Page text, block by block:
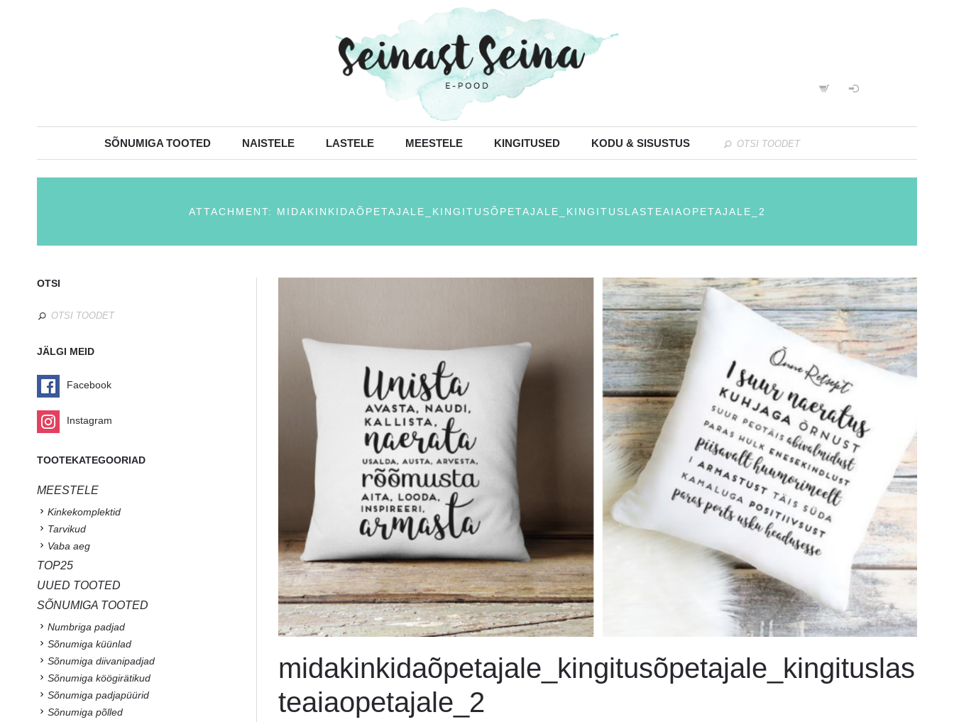
SÕNUMIGA TOOTED NAISTELE LASTELE MEESTELE KINGITUSED KODU & SISUSTUS
ATTACHMENT: MIDAKINKIDAÕPETAJALE_KINGITUSÕPETAJALE_KINGITUSLASTEAIAOPETAJALE_2
midakinkidaõpetajale_kingitusõpetajale_kingituslas
teaiaopetajale_2
OTSI
JÄLGI MEID
Facebook
Instagram
TOOTEKATEGOORIAD
MEESTELE
Kinkekomplektid
Tarvikud
Vaba aeg
TOP25
UUED TOOTED
SÕNUMIGA TOOTED
Numbriga padjad
Sõnumiga küünlad
Sõnumiga diivanipadjad
Sõnumiga köögirätikud
Sõnumiga padjapüürid
Sõnumiga põlled